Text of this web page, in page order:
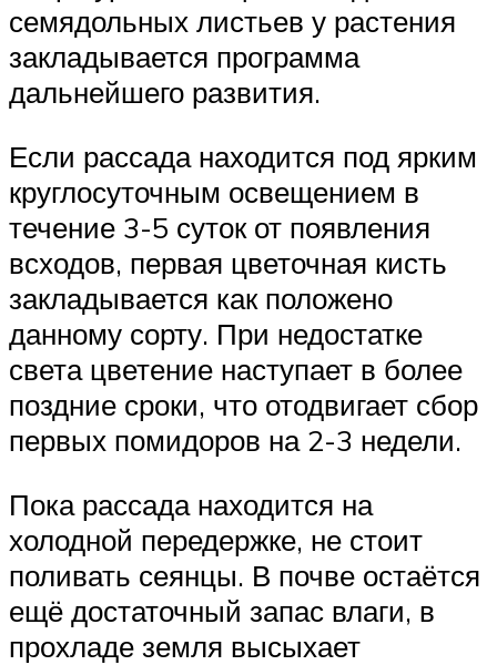
семядольных листьев у растения
закладывается программа
дальнейшего развития.
Если рассада находится под ярким
круглосуточным освещением в
течение 3-5 суток от появления
всходов, первая цветочная кисть
закладывается как положено
данному сорту. При недостатке
света цветение наступает в более
поздние сроки, что отодвигает сбор
первых помидоров на 2-3 недели.
Пока рассада находится на
холодной передержке, не стоит
поливать сеянцы. В почве остаётся
ещё достаточный запас влаги, в
прохладе земля высыхает